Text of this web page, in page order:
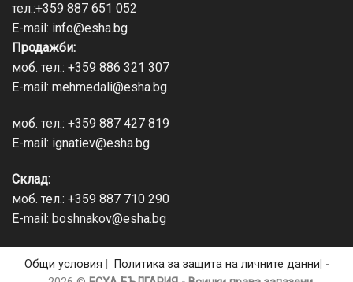
тел.:+359 887 651 052
E-mail: info@esha.bg
Продажби:
моб. тел.: +359 886 321 307
E-mail: mehmedali@esha.bg
моб. тел.: +359 887 427 819
E-mail: ignatiev@esha.bg
Склад:
моб. тел.: +359 887 710 290
E-mail: boshnakov@esha.bg
Общи условия Политика за защита на личните данни | -